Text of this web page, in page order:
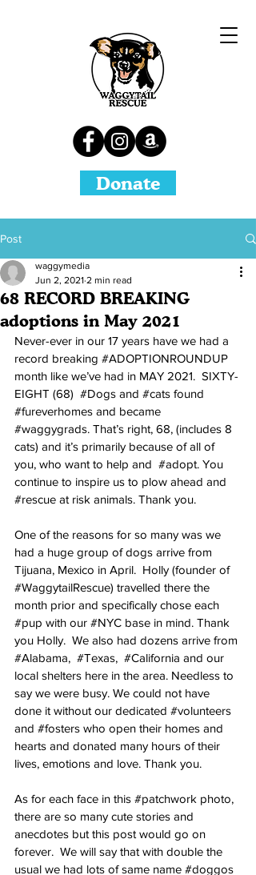
Donate
Post
68 RECORD BREAKING
adoptions in May 2021
waggymedia
Jun 2, 2021 2 min read
Never-ever in our 17 years have we had a
record breaking #ADOPTIONROUNDUP
month like we’ve had in MAY 2021.  SIXTY-
EIGHT (68) #Dogs and #cats found
#fureverhomes and became
#waggygrads. That’s right, 68, (includes 8
cats) and it’s primarily because of all of
you, who want to help and #adopt. You
continue to inspire us to plow ahead and
#rescue at risk animals. Thank you.
One of the reasons for so many was we
had a huge group of dogs arrive from
Tijuana, Mexico in April.  Holly (founder of
#WaggytailRescue) travelled there the
month prior and specifically chose each
#pup with our #NYC base in mind. Thank
you Holly.  We also had dozens arrive from
#Alabama, #Texas, #California and our
local shelters here in the area. Needless to
say we were busy. We could not have
done it without our dedicated #volunteers
and #fosters who open their homes and
hearts and donated many hours of their
lives, emotions and love. Thank you.
As for each face in this #patchwork photo,
there are so many cute stories and
anecdotes but this post would go on
forever.  We will say that with double the
usual we had lots of same name #doggos